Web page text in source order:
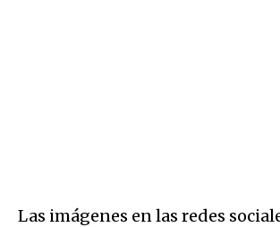
Las imágenes en las redes